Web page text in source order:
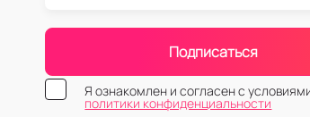
Подписаться
Я ознакомлен и согласен с
политики конфиденциальности